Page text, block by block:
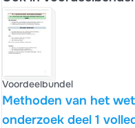
Voordeelbundel
Methoden van het
onderzoek deel 1